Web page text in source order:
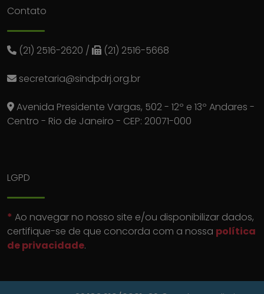
Contato
(21) 2516-2620 / (21) 2516-5668
secretaria@sindpdrj.org.br
Avenida Presidente Vargas, 502 - 12º e 13º Andares -
Centro - Rio de Janeiro - CEP: 20071-000
LGPD
* Ao navegar no nosso site e/ou disponibilizar dados,
certifique-se de que concorda com a nossa política
de privacidade.